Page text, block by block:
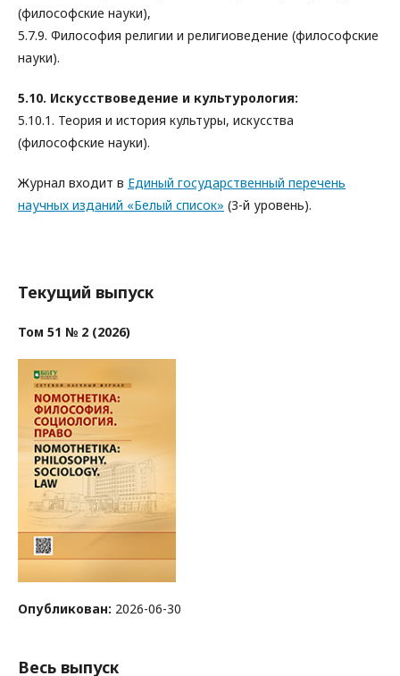
(философские науки),
5.7.9. Философия религии и религиоведение (философские
науки).
5.10. Искусствоведение и культурология:
5.10.1. Теория и история культуры, искусства
(философские науки).
Журнал входит в Единый государственный перечень
научных изданий «Белый список» (3-й уровень).
Текущий выпуск
Том 51 № 2 (2026)
Опубликован: 2026-06-30
Весь выпуск